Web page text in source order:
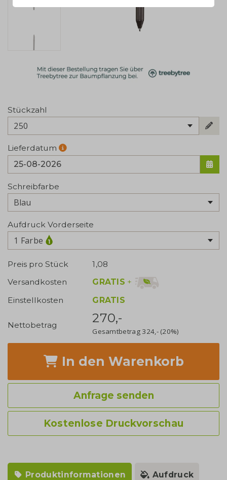
Stückzahl
250
Lieferdatum
Schreibfarbe
Aufdruck Vorderseite
1 Farbe
Preis pro Stück
1,08
Versandkosten
GRATIS +
Einstellkosten
GRATIS
Nettobetrag 270,-
Gesamtbetrag 324,- (20%)
In den Warenkorb
Anfrage senden
Kostenlose Druckvorschau
Produktinformationen Aufdruck